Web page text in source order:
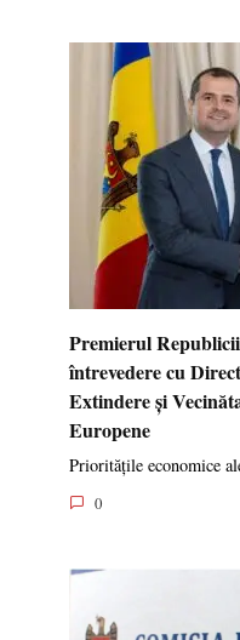
Premierul
întrevedere cu
Extindere și
Europene
Prioritățile economice
0